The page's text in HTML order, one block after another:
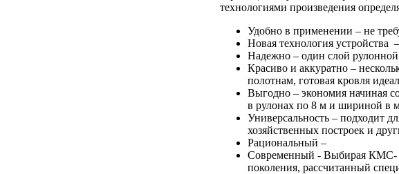
технологиями произведения
Удобно в применении – не
Новая технология устройства
Надежно – один слой
Красиво и аккуратно –
полотнам, готовая кровля
Выгодно – экономия начиная
в рулонах по 8 м и шириной в
Универсальность – подходит
хозяйственных построек и
Рациональный –
Современный - Выбирая КМС-
поколения, рассчитанный